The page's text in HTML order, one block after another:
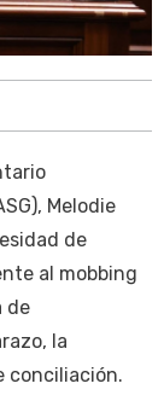
Melodie
de
al mobbing
de
la
conciliación.